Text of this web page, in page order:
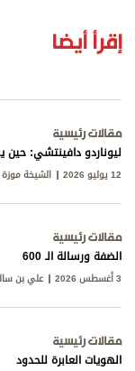
إقرأ أيضا
مقالات رئيسية
ليوناردو دافينتشي: حين
12 يوليو 2026 الشيخة
مقالات رئيسية
الضفة ورسالة الـ 600
3 أغسطس 2026 علي بن
مقالات رئيسية
الهويات العابرة للحدود